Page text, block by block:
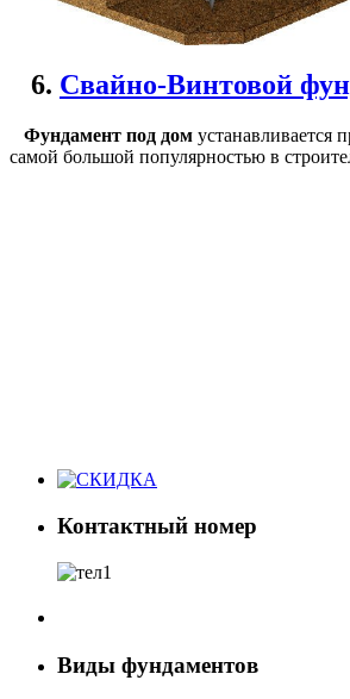
6. Свайно-Винтовой
Фундамент под дом
самой большой популярностью в
Контактный номер
Виды фундаментов